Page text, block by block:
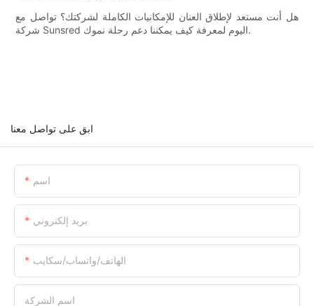
هل أنت مستعد لإطلاق العنان للإمكانيات الكاملة لشركتك؟ تواصل مع
شركة Sunsred اليوم لمعرفة كيف يمكننا دعم رحلة نموك.
ابق على تواصل معنا
اسم
بريد إلكتروني
الهاتف/واتساب/سكايب
اسم الشركة